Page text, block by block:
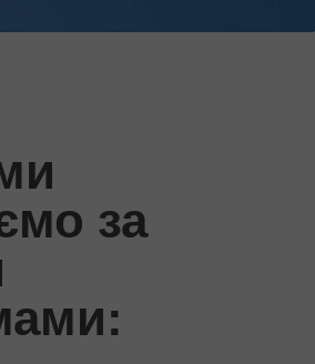
за